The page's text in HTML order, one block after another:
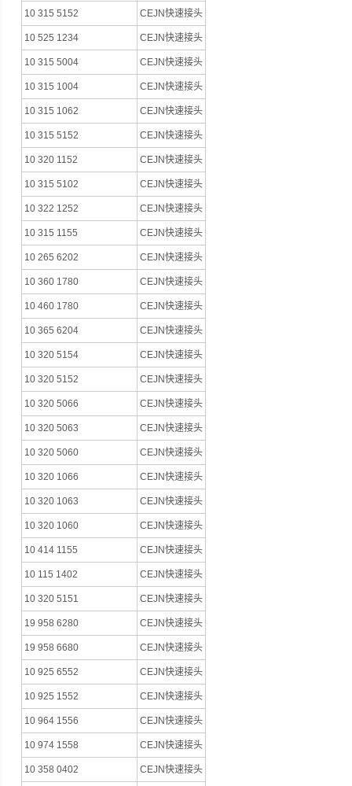
10 315 5152 CEJN快速接头
10 525 1234 CEJN快速接头
10 315 5004 CEJN快速接头
10 315 1004 CEJN快速接头
10 315 1062 CEJN快速接头
10 315 5152 CEJN快速接头
10 320 1152 CEJN快速接头
10 315 5102 CEJN快速接头
10 322 1252 CEJN快速接头
10 315 1155 CEJN快速接头
10 265 6202 CEJN快速接头
10 360 1780 CEJN快速接头
10 460 1780 CEJN快速接头
10 365 6204 CEJN快速接头
10 320 5154 CEJN快速接头
10 320 5152 CEJN快速接头
10 320 5066 CEJN快速接头
10 320 5063 CEJN快速接头
10 320 5060 CEJN快速接头
10 320 1066 CEJN快速接头
10 320 1063 CEJN快速接头
10 320 1060 CEJN快速接头
10 414 1155 CEJN快速接头
10 115 1402 CEJN快速接头
10 320 5151 CEJN快速接头
19 958 6280 CEJN快速接头
19 958 6680 CEJN快速接头
10 925 6552 CEJN快速接头
10 925 1552 CEJN快速接头
10 964 1556 CEJN快速接头
10 974 1558 CEJN快速接头
10 358 0402 CEJN快速接头